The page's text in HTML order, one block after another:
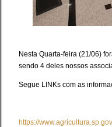
Nesta Quarta-feira (21/06)
sendo 4 deles nossos
Segue LINKs com as
https://